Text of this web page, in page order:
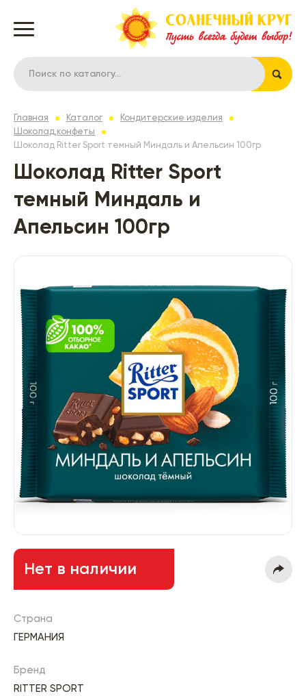
Главная Каталог
Кондитерские изделия
Шоколад,конфеты
Шоколад Ritter Sport темный Миндаль и Апельсин 100гр
Шоколад Ritter Sport
темный Миндаль и
Апельсин 100гр
Нет в наличии
Страна
ГЕРМАНИЯ
Бренд
RITTER SPORT